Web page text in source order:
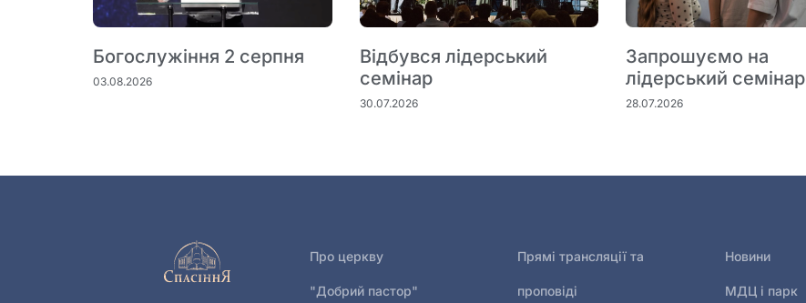
Богослужіння 2 серпня
03.08.2026
Відбувся лідерський
семінар
30.07.2026
Запрошуємо на
лідерський семінар
28.07.2026
Про церкву
"Добрий пастор"
Прямі трансляції та
проповіді
Новини
МДЦ і парк